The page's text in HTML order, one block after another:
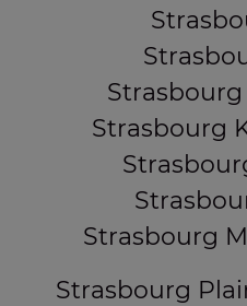
Strasbourg
Strasbourg
Strasbourg